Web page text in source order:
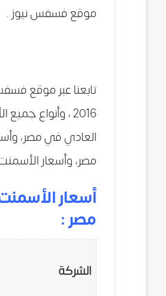
موقع فسفس نيوز .
تابعنا عبر موقع
2016 ، وأنواع
العادي في مصر،
مصر، وأسعار
مصر :
الشركة